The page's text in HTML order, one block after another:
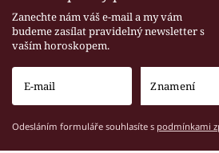
Zanechte nám váš e-mail a my vám
budeme zasílat pravidelný newsletter s
vaším horoskopem.
Odesláním formuláře souhlasíte s podmínkami